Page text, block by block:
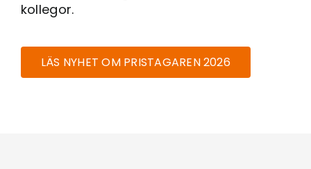
kollegor.
LÄS NYHET OM PRISTAGAREN 2026